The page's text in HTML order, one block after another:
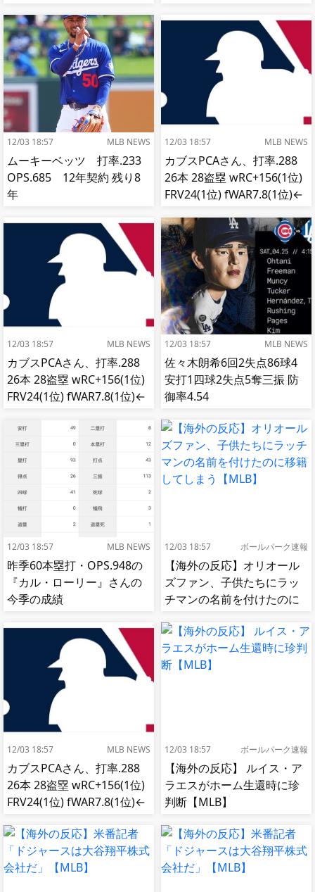
12/03 18:57 MLB NEWS
ムーキーベッツ 打率.233
OPS.685 12年契約 残り8
年
12/03 18:57 MLB NEWS
カブスPCAさん、打率.288
26本 28盗塁 wRC+156(1位)
FRV24(1位) fWAR7.8(1位)←
12/03 18:57 MLB NEWS
カブスPCAさん、打率.288
26本 28盗塁 wRC+156(1位)
FRV24(1位) fWAR7.8(1位)←
12/03 18:57 MLB NEWS
佐々木朗希6回2失点86球4
安打1四球2失点5奪三振 防
御率4.54
12/03 18:57 MLB NEWS
昨季60本塁打・OPS.948の
『カル・ローリー』さんの
今季の成績
12/03 18:57 ボールパーク速報
【海外の反応】オリオール
ズファン、子供たちにラッ
チマンの名前を付けたのに
12/03 18:57 MLB NEWS
カブスPCAさん、打率.288
26本 28盗塁 wRC+156(1位)
FRV24(1位) fWAR7.8(1位)←
12/03 18:57 ボールパーク速報
【海外の反応】 ルイス・ア
ラエスがホーム生還時に珍
判断【MLB】